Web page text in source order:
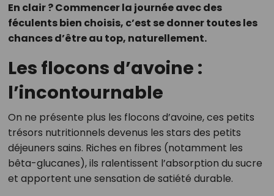
En clair ? Commencer la journée avec des
féculents bien choisis, c’est se donner toutes les
chances d’être au top, naturellement.
Les flocons d’avoine :
l’incontournable
On ne présente plus les flocons d’avoine, ces petits
trésors nutritionnels devenus les stars des petits
déjeuners sains. Riches en fibres (notamment les
bêta-glucanes), ils ralentissent l’absorption du sucre
et apportent une sensation de satiété durable.